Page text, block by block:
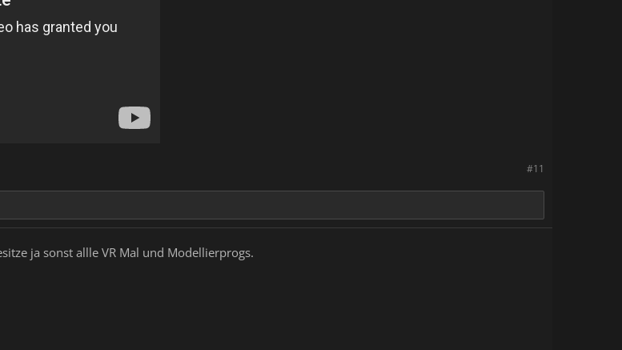
#11
ja sonst allle VR Mal und Modellierprogs.